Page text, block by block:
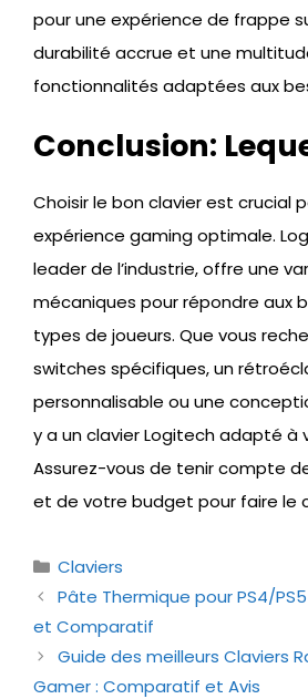
pour une expérience de frappe
durabilité accrue et une
fonctionnalités adaptées aux
Conclusion:
Choisir le bon clavier est crucial
expérience gaming optimale.
leader de l’industrie, offre une
mécaniques pour répondre aux
types de joueurs. Que vous
switches spécifiques, un
personnalisable ou une
y a un clavier Logitech adapté à
Assurez-vous de tenir compte
et de votre budget pour faire le
Catégories
Claviers
Pâte Thermique pour PS4/
et Comparatif
Guide des meilleurs Claviers
Gamer : Comparatif et Avis